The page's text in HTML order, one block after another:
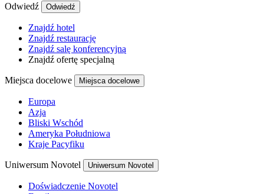
Odwiedź Odwiedź
Znajdź hotel
Znajdź restaurację
Znajdź salę konferencyjną
Znajdź ofertę specjalną
Miejsca docelowe Miejsca docelowe
Europa
Azja
Bliski Wschód
Ameryka Południowa
Kraje Pacyfiku
Uniwersum Novotel Uniwersum Novotel
Doświadczenie Novotel